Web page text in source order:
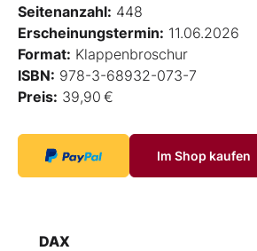
Seitenanzahl: 448
Erscheinungstermin: 11.06.2026
Format: Klappenbroschur
ISBN: 978-3-68932-073-7
Preis: 39,90 €
Im Shop kaufen
DAX